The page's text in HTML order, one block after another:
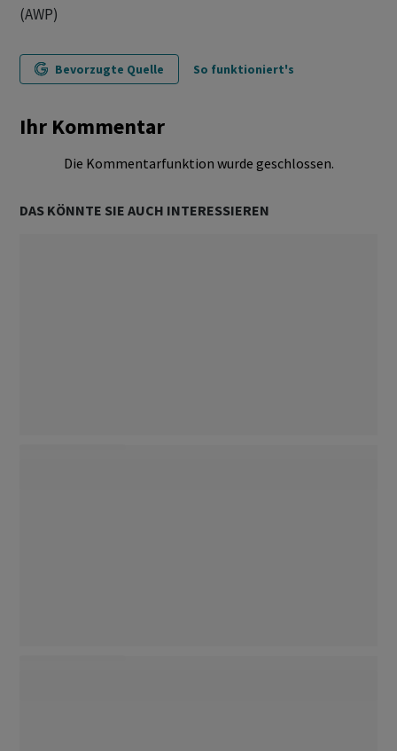
(AWP)
Bevorzugte Quelle So funktioniert's
Ihr Kommentar
Die Kommentarfunktion wurde geschlossen.
DAS KÖNNTE SIE AUCH INTERESSIEREN